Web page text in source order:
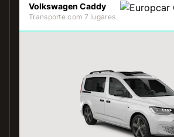
Volkswagen Caddy
Transporte com 7 lugares